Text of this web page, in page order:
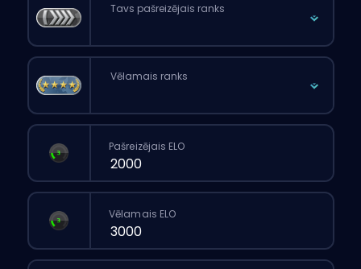
Tavs pašreizējais ranks
Vēlamais ranks
Pašreizējais ELO
Vēlamais ELO